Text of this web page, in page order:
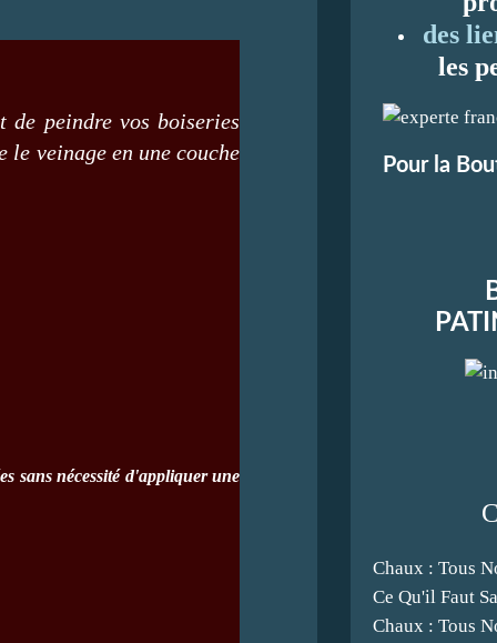
de peindre vos boiseries
veinage en une couche
sans nécessité d'appliquer une
Chaux : Tous
Ce Qu'il Faut
Chaux : Tous
des
les
Pour la